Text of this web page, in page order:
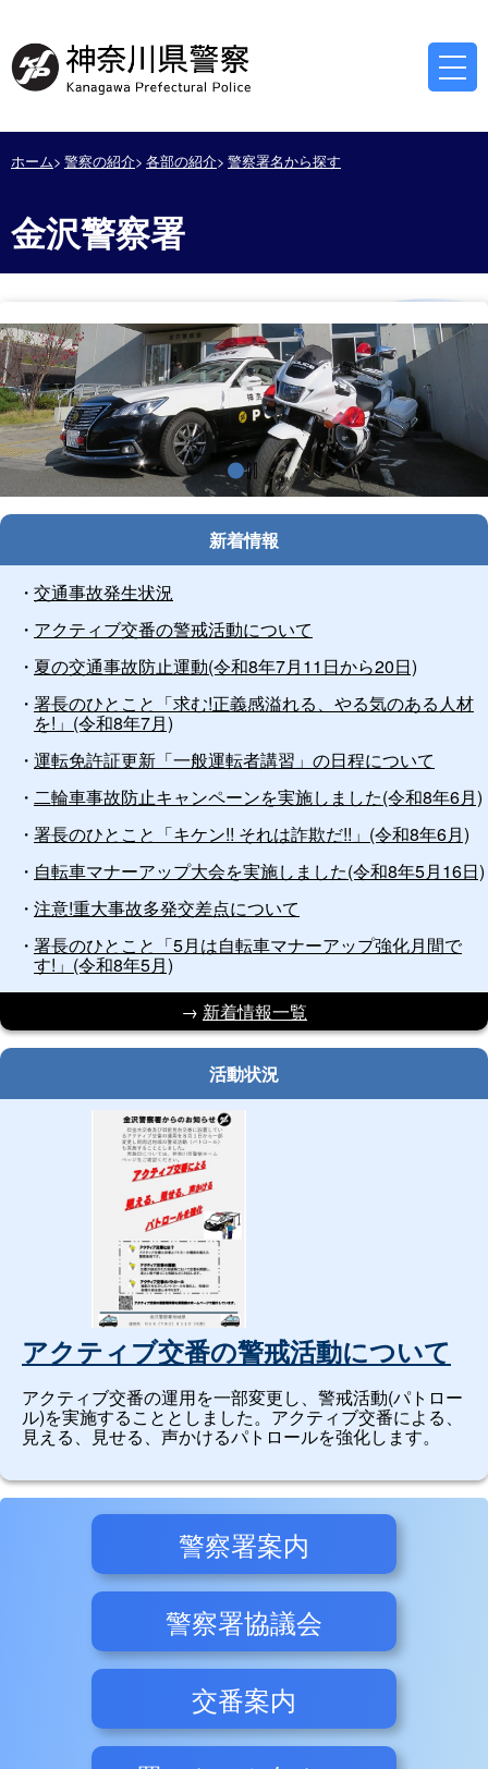
ホーム 警察の紹介 各部の紹介 警察署名から探す
金沢警察署
停
止
新着情報
交通事故発生状況
アクティブ交番の警戒活動について
夏の交通事故防止運動(令和8年7月11日から20日)
署長のひとこと「求む!正義感溢れる、やる気のある人材
を!」(令和8年7月)
運転免許証更新「一般運転者講習」の日程について
二輪車事故防止キャンペーンを実施しました(令和8年6月)
署長のひとこと「キケン!! それは詐欺だ!!」(令和8年6月)
自転車マナーアップ大会を実施しました(令和8年5月16日)
注意!重大事故多発交差点について
署長のひとこと「5月は自転車マナーアップ強化月間で
す!」(令和8年5月)
→ 新着情報一覧
活動状況
アクティブ交番の警戒活動について
アクティブ交番の運用を一部変更し、警戒活動(パトロー
ル)を実施することとしました。アクティブ交番による、
見える、見せる、声かけるパトロールを強化します。
警察署案内
警察署協議会
交番案内